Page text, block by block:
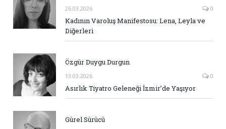
26.03.2026 0
Kadının Varoluş Manifestosu: Lena, Leyla ve
Diğerleri
Özgür Duygu Durgun
13.03.2026 0
Asırlık Tiyatro Geleneği İzmir’de Yaşıyor
Gürel Sürücü